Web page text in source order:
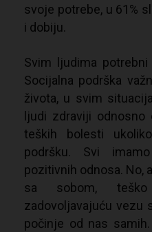
svoje potrebe, u 61%
i dobiju.
Svim ljudima
Socijalna podrška
života, u svim
ljudi zdraviji
teških bolesti
podršku. Svi
pozitivnih odnosa. No,
sa sobom,
zadovoljavajuću vezu
počinje od nas